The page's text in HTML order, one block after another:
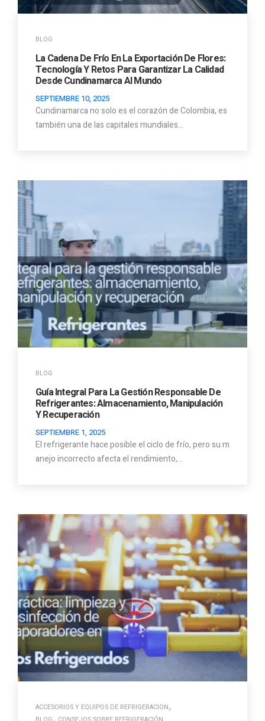
BLOG
La Cadena De Frío En La Exportación De Flores:
Tecnología Y Retos Para Garantizar La Calidad
Desde Cundinamarca Al Mundo
SEPTIEMBRE 10, 2025
Cundinamarca no solo es el corazón de Colombia, es
también una de las capitales mundiales…
BLOG
Guía Integral Para La Gestión Responsable De
Refrigerantes: Almacenamiento, Manipulación
Y Recuperación
SEPTIEMBRE 1, 2025
El refrigerante hace posible el ciclo de frío, pero su m
anejo incorrecto afecta el rendimiento,…
ACCESORIOS Y EQUIPOS DE REFRIGERACION,